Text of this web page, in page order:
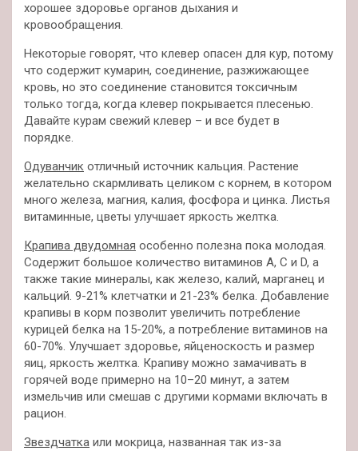
хорошее здоровье органов дыхания и
кровообращения.
Некоторые говорят, что клевер опасен для кур, потому
что содержит кумарин, соединение, разжижающее
кровь, но это соединение становится токсичным
только тогда, когда клевер покрывается плесенью.
Давайте курам свежий клевер – и все будет в
порядке.
Одуванчик отличный источник кальция. Растение
желательно скармливать целиком с корнем, в котором
много железа, магния, калия, фосфора и цинка. Листья
витаминные, цветы улучшает яркость желтка.
Крапива двудомная особенно полезна пока молодая.
Содержит большое количество витаминов А, С и D, а
также такие минералы, как железо, калий, марганец и
кальций. 9-21% клетчатки и 21-23% белка. Добавление
крапивы в корм позволит увеличить потребление
курицей белка на 15-20%, а потребление витаминов на
60-70%. Улучшает здоровье, яйценоскость и размер
яиц, яркость желтка. Крапиву можно замачивать в
горячей воде примерно на 10–20 минут, а затем
измельчив или смешав с другими кормами включать в
рацион.
Звездчатка или мокрица, названная так из-за